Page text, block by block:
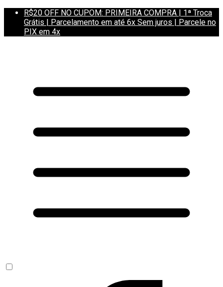
R$20 OFF NO CUPOM: PRIMEIRA COMPRA | 1ª Troca
Grátis | Parcelamento em até 6x Sem juros | Parcele no
PIX em 4x